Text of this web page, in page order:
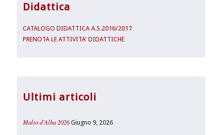
Didattica
CATALOGO DIDATTICA A.S.2016/2017
PRENOTA LE ATTIVITA' DIDATTICHE
Ultimi articoli
Malto d’Alba 2026 Giugno 9, 2026